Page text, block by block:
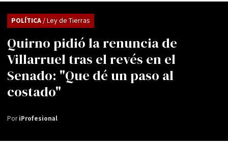
Quirno pidió la renuncia de
Villarruel tras el revés en el
Senado: "Que dé un paso al
costado"
POLÍTICA/ Ley de Tierras
PoriProfesional